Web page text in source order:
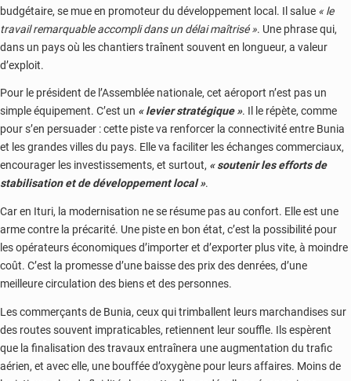
budgétaire, se mue en promoteur du développement local. Il salue « le
travail remarquable accompli dans un délai maîtrisé ». Une phrase qui,
dans un pays où les chantiers traînent souvent en longueur, a valeur
d’exploit.
Pour le président de l’Assemblée nationale, cet aéroport n’est pas un
simple équipement. C’est un « levier stratégique ». Il le répète, comme
pour s’en persuader : cette piste va renforcer la connectivité entre Bunia
et les grandes villes du pays. Elle va faciliter les échanges commerciaux,
encourager les investissements, et surtout, « soutenir les efforts de
stabilisation et de développement local ».
Car en Ituri, la modernisation ne se résume pas au confort. Elle est une
arme contre la précarité. Une piste en bon état, c’est la possibilité pour
les opérateurs économiques d’importer et d’exporter plus vite, à moindre
coût. C’est la promesse d’une baisse des prix des denrées, d’une
meilleure circulation des biens et des personnes.
Les commerçants de Bunia, ceux qui trimballent leurs marchandises sur
des routes souvent impraticables, retiennent leur souffle. Ils espèrent
que la finalisation des travaux entraînera une augmentation du trafic
aérien, et avec elle, une bouffée d’oxygène pour leurs affaires. Moins de